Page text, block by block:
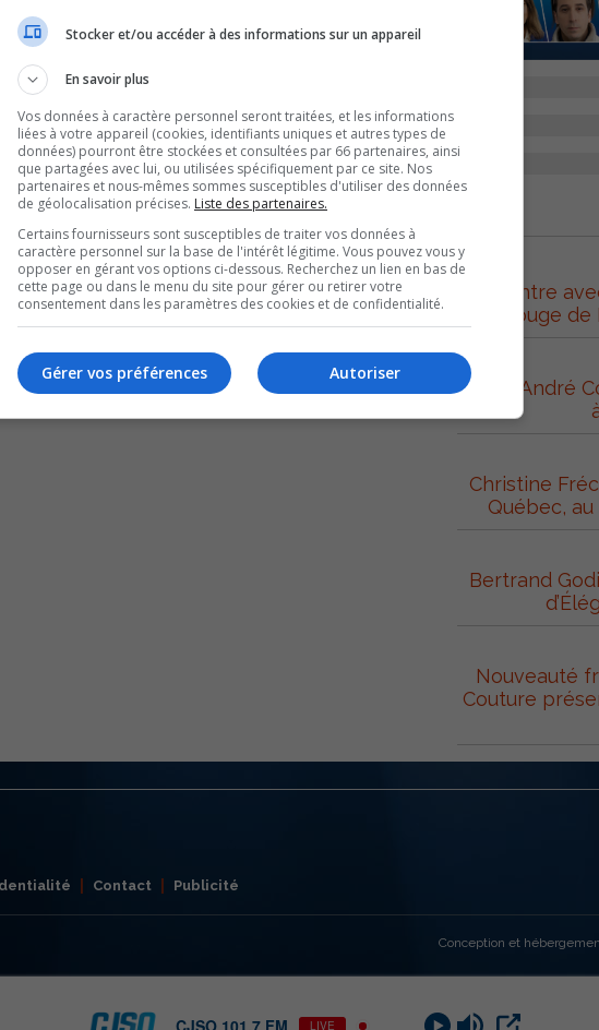
au concert de cette formation musicale unique
présenté par Azimut Diffusion en
flèches
haut/bas
Rencontre
rouge
Marc-André
Christine
Québec,
Bertrand
Nouveauté
Couture
Contact Publicité
Conception et
CJSO 101,7 FM LIVE
Stocker et/ou accéder à des informations sur un appareil
En savoir plus
Vos données à caractère personnel seront traitées, et les informations
liées à votre appareil (cookies, identifiants uniques et autres types de
données) pourront être stockées et consultées par 66 partenaires, ainsi
que partagées avec lui, ou utilisées spécifiquement par ce site. Nos
partenaires et nous-mêmes sommes susceptibles d'utiliser des données
de géolocalisation précises. Liste des partenaires.
Certains fournisseurs sont susceptibles de traiter vos données à
caractère personnel sur la base de l'intérêt légitime. Vous pouvez vous y
opposer en gérant vos options ci-dessous. Recherchez un lien en bas de
cette page ou dans le menu du site pour gérer ou retirer votre
consentement dans les paramètres des cookies et de confidentialité.
Autoriser
Gérer vos préférences